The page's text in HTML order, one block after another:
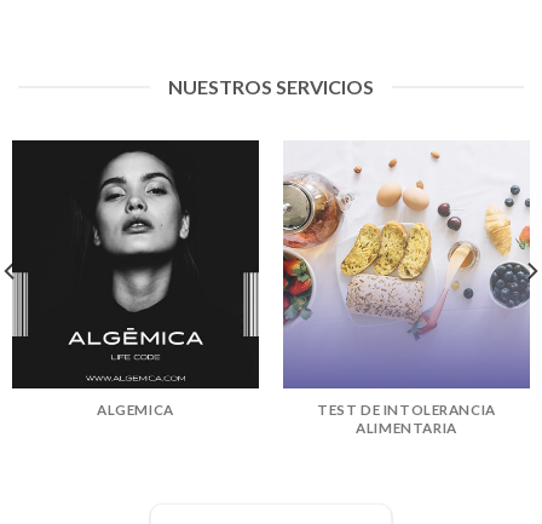
NUESTROS SERVICIOS
ALGEMICA
TEST DE INTOLERANCIA
ALIMENTARIA